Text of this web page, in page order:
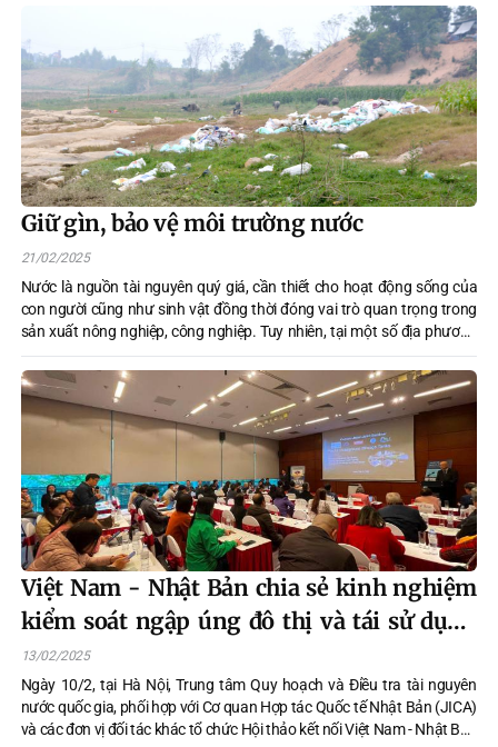
tay của các ban ngành, doanh nghiệp và toàn xã hội.
Giữ gìn, bảo vệ môi trường nước
21/02/2025
Nước là nguồn tài nguyên quý giá, cần thiết cho hoạt động sống của
con người cũng như sinh vật đồng thời đóng vai trò quan trọng trong
sản xuất nông nghiệp, công nghiệp. Tuy nhiên, tại một số địa phương
môi trường nước đang bị ô nhiễm, dẫn đến suy thoái, cạn kiệt.
Việt Nam - Nhật Bản chia sẻ kinh nghiệm
kiểm soát ngập úng đô thị và tái sử dụng
nước
13/02/2025
Ngày 10/2, tại Hà Nội, Trung tâm Quy hoạch và Điều tra tài nguyên
nước quốc gia, phối hợp với Cơ quan Hợp tác Quốc tế Nhật Bản (JICA)
và các đơn vị đối tác khác tổ chức Hội thảo kết nối Việt Nam - Nhật Bản